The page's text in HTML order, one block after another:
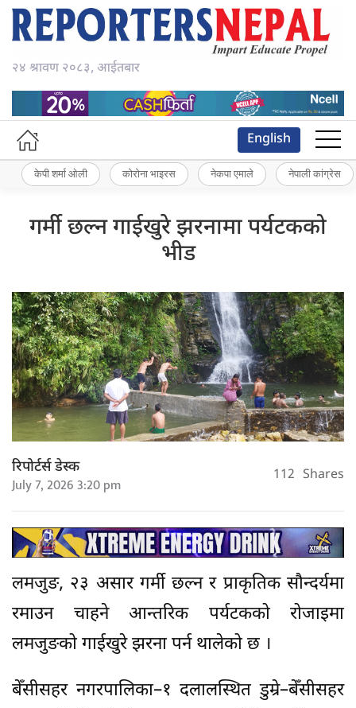
२४ श्रावण २०८३, आईतबार
English
केपी शर्मा ओली कोरोना भाइरस नेकपा एमाले नेपाली कांग्रेस
गर्मी छल्न गाईखुरे झरनामा पर्यटकको
भीड
रिपोर्टर्स डेस्क
July 7, 2026 3:20 pm 112 Shares
लमजुङ, २३ असार गर्मी छल्न र प्राकृतिक सौन्दर्यमा
रमाउन चाहने आन्तरिक पर्यटकको रोजाइमा
लमजुङको गाईखुरे झरना पर्न थालेको छ ।
बेँसीसहर नगरपालिका–१ दलालस्थित डुम्रे–बेँसीसहर